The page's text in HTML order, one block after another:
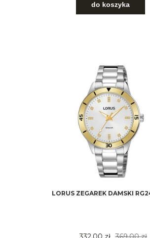
do koszyka
LORUS ZEGAREK DAMSKI